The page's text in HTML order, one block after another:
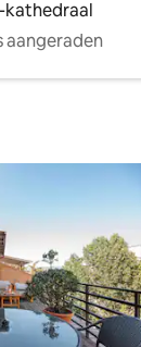
kathedraal
aangeraden